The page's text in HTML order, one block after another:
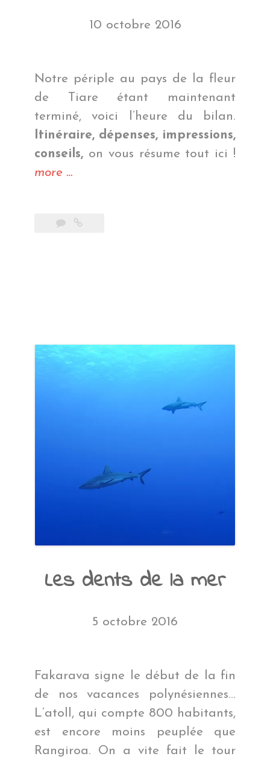
10 octobre 2016
Notre périple au pays de la fleur
de Tiare étant maintenant
terminé, voici l’heure du bilan.
Itinéraire, dépenses, impressions,
conseils, on vous résume tout ici !
more « Bilan
…
Les dents de la mer
5 octobre 2016
Fakarava signe le début de la fin
de nos vacances polynésiennes…
L’atoll, qui compte 800 habitants,
est encore moins peuplée que
Rangiroa. On a vite fait le tour